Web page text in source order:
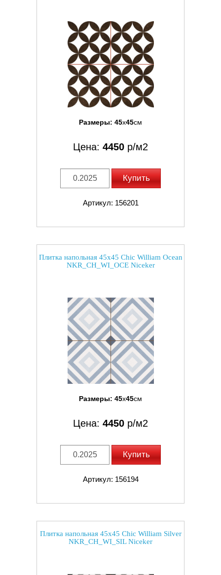
Размеры: 45x45см
Цена: 4450 р/м2
Купить
Артикул: 156201
Плитка напольная 45x45 Chic William Ocean
NKR_CH_WI_OCE Niceker
Размеры: 45x45см
Цена: 4450 р/м2
Купить
Артикул: 156194
Плитка напольная 45x45 Chic William Silver
NKR_CH_WI_SIL Niceker